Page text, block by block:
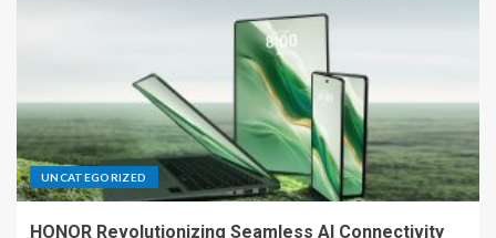
UNCATEGORIZED
HONOR Revolutionizing Seamless AI Connectivity